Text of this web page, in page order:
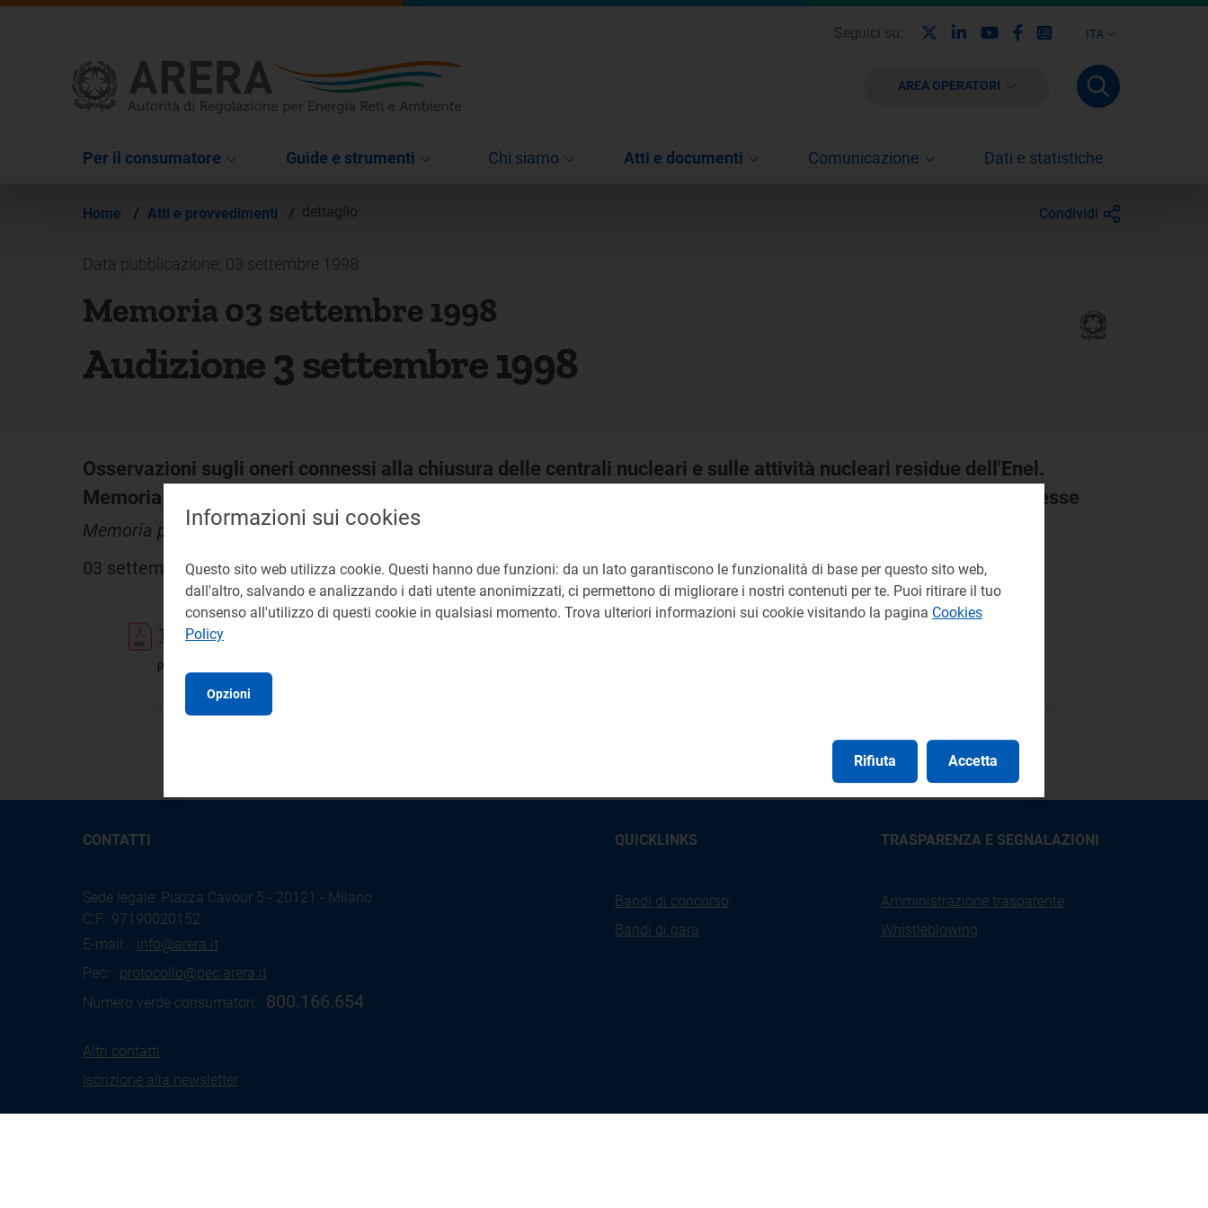
ITA
Seguici su: LinkedinYoutubeFacebook
Instagram
AREA OPERATORI
Per il consumatore Guide e strumenti Chi siamo Atti e documenti Comunicazione Dati e statistiche
Home / Atti e provvedimenti / dettaglio Condividi
Data pubblicazione: 03 settembre 1998
Memoria 03 settembre 1998
Audizione 3 settembre 1998
Osservazioni sugli oneri connessi alla chiusura delle centrali nucleari e sulle attività nucleari residue dell'Enel.
Memoria per la Commissione parlamentare di inchiesta sul ciclo dei rifiuti e sulle attività illecite ad esso connesse
Memoria per la Commissione parlamentare di inchiesta sul ciclo dei rifiuti e sulle attività illecite ad esso connesse
03 settembre 1998
Testo
pdf 192 KB
CONTATTI
Sede legale: Piazza Cavour 5 - 20121 - Milano
C.F.: 97190020152
E-mail: info@arera.it
Pec: protocollo@pec.arera.it
Numero verde consumatori:
800.166.654
Altri contatti
Iscrizione alla newsletter
QUICKLINKS
Bandi di concorso
Bandi di gara
TRASPARENZA E SEGNALAZIONI
Amministrazione trasparente
Whistleblowing
Informazioni sui cookies
Questo sito web utilizza cookie. Questi hanno due funzioni: da un lato garantiscono le funzionalità di base per questo sito web,
dall'altro, salvando e analizzando i dati utente anonimizzati, ci permettono di migliorare i nostri contenuti per te. Puoi ritirare il tuo
consenso all'utilizzo di questi cookie in qualsiasi momento. Trova ulteriori informazioni sui cookie visitando la pagina Cookies
Policy
Opzioni
Rifiuta Accetta